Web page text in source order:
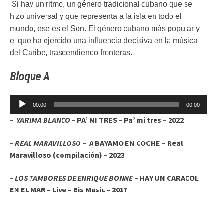
Si hay un ritmo, un género tradicional cubano que se
hizo universal y que representa a la isla en todo el
mundo, ese es el Son. El género cubano más popular y
el que ha ejercido una influencia decisiva en la música
del Caribe, trascendiendo fronteras.
Bloque A
Reproductor
audio
00:00 00:00
– YARIMA BLANCO – PA’ MI TRES – Pa’ mi tres – 2022
– REAL MARAVILLOSO – A BAYAMO EN COCHE – Real
Maravilloso (compilación) – 2023
– LOS TAMBORES DE ENRIQUE BONNE– HAY UN CARACOL
EN EL MAR – Live – Bis Music – 2017